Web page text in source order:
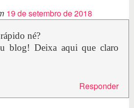
19 de setembro de 2018
né?
blog! Deixa aqui que claro
Responder